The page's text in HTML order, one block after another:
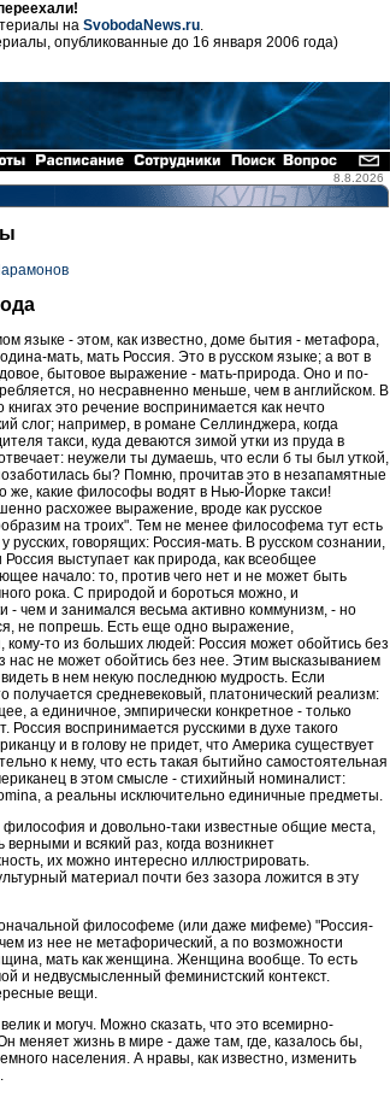
на SvobodaNews.ru.
опубликованные до 16 января 2006 года)
8.8.2026
языке - этом, как известно, доме бытия - метафора,
мать, мать Россия. Это в русском языке; а вот в
бытовое выражение - мать-природа. Оно и по-
но несравненно меньше, чем в английском. В
книгах это речение воспринимается как нечто
слог; например, в романе Селлинджера, когда
такси, куда деваются зимой утки из пруда в
неужели ты думаешь, что если б ты был уткой,
бы? Помню, прочитав это в незапамятные
же, какие философы водят в Нью-Йорке такси!
расхожее выражение, вроде как русское
на троих". Тем не менее философема тут есть
русских, говорящих: Россия-мать. В русском сознании,
выступает как природа, как всеобщее
начало: то, против чего нет и не может быть
рока. С природой и бороться можно, и
- чем и занимался весьма активно коммунизм, - но
не попрешь. Есть еще одно выражение,
то из больших людей: Россия может обойтись без
нас не может обойтись без нее. Этим высказыванием
в нем некую последнюю мудрость. Если
получается средневековый, платонический реализм:
а единичное, эмпирически конкретное - только
воспринимается русскими в духе такого
и в голову не придет, что Америка существует
к нему, что есть такая бытийно самостоятельная
в этом смысле - стихийный номиналист:
а реальны исключительно единичные предметы.
философия и довольно-таки известные общие места,
и всякий раз, когда возникнет
их можно интересно иллюстрировать.
материал почти без зазора ложится в эту
философеме (или даже мифеме) "Россия-
из нее не метафорический, а по возможности
мать как женщина. Женщина вообще. То есть
и недвусмысленный феминистский контекст.
вещи.
и могуч. Можно сказать, что это всемирно-
меняет жизнь в мире - даже там, где, казалось бы,
населения. А нравы, как известно, изменить